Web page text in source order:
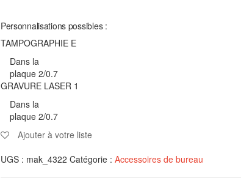
Personnalisations possibles :
TAMPOGRAPHIE E
Dans la
plaque 2/0.7
GRAVURE LASER 1
Dans la
plaque 2/0.7
Ajouter à votre liste
UGS : mak_4322 Catégorie : Accessoires de bureau